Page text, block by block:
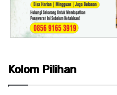
Kolom Pilihan